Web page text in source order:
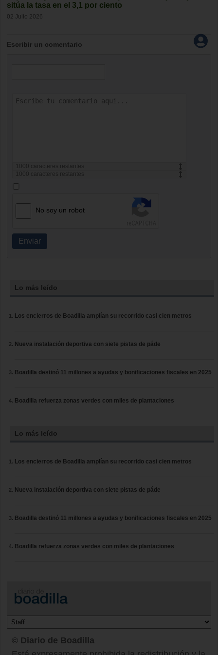
sitúa la tasa en el 3,1 por ciento
02 Julio 2026
Escribir un comentario
1000
caracteres restantes
1000
caracteres restantes
No soy un robot
Enviar
Lo más leído
Los encierros de Boadilla amplían su recorrido casi cien metros
Nueva instalación deportiva con siete pistas de páde
Boadilla destinó 11 millones a ayudas y bonificaciones fiscales en 2025
Boadilla refuerza zonas verdes con miles de plantaciones
Lo más leído
Los encierros de Boadilla amplían su recorrido casi cien metros
Nueva instalación deportiva con siete pistas de páde
Boadilla destinó 11 millones a ayudas y bonificaciones fiscales en 2025
Boadilla refuerza zonas verdes con miles de plantaciones
© Diario de Boadilla